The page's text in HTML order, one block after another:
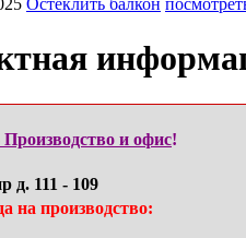
Остеклить балкон
и офис!
д. 111 - 109
на производство: